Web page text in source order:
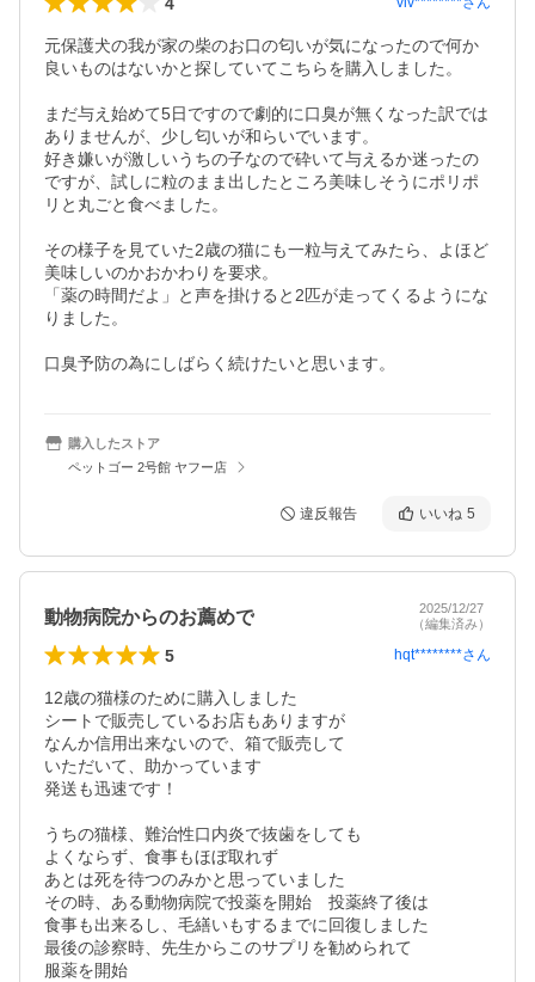
元保護犬の我が家の柴のお口の匂いが気になったので何か
良いものはないかと探していてこちらを購入しました。
まだ与え始めて5日ですので劇的に口臭が無くなった訳では
ありませんが、少し匂いが和らいでいます。
好き嫌いが激しいうちの子なので砕いて与えるか迷ったの
ですが、試しに粒のまま出したところ美味しそうにポリポ
リと丸ごと食べました。
その様子を見ていた2歳の猫にも一粒与えてみたら、よほど
美味しいのかおかわりを要求。
「薬の時間だよ」と声を掛けると2匹が走ってくるようにな
りました。
購入したストア
ペットゴー 2号館 ヤフー店
違反報告 いいね 5
動物病院からのお薦めで
2025/12/27
（編集済み）
5 hqt********さん
12歳の猫様のために購入しました
シートで販売しているお店もありますが
なんか信用出来ないので、箱で販売して
いただいて、助かっています
発送も迅速です！
うちの猫様、難治性口内炎で抜歯をしても
よくならず、食事もほぼ取れず
あとは死を待つのみかと思っていました
その時、ある動物病院で投薬を開始　投薬終了後は
食事も出来るし、毛繕いもするまでに回復しました
最後の診察時、先生からこのサプリを勧められて
服薬を開始